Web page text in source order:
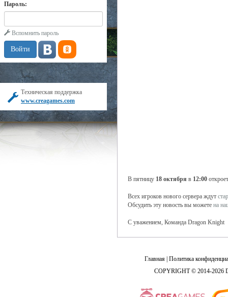
Пароль:
Вспомнить пароль
Техническая поддержка
www.creagames.com
В пятницу 18 октября в 12:00
Всех игроков нового сервера ждут
Обсудить эту новость вы можете на
С уважением, Команда Dragon Knight
Главная Политика
COPYRIGHT © 2014-2026